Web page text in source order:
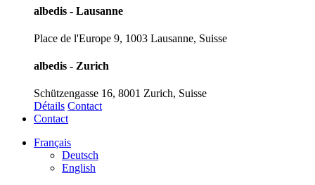
albedis - Lausanne
Place de l'Europe 9, 1003 Lausanne, Suisse
albedis - Zurich
Schützengasse 16, 8001 Zurich, Suisse
Détails Contact
Contact
Français
Deutsch
English